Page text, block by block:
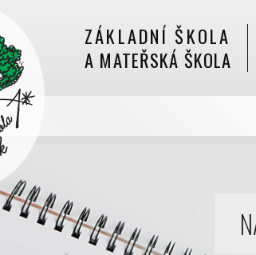
ZÁKLADNÍ ŠKOLA
A MATEŘSKÁ ŠKOLA